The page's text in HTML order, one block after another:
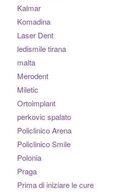
Kalmar
Komadina
Laser Dent
ledismile tirana
malta
Merodent
Miletic
Ortoimplant
perkovic spalato
Policlinico Arena
Policlinico Smile
Polonia
Praga
Prima di iniziare le cure